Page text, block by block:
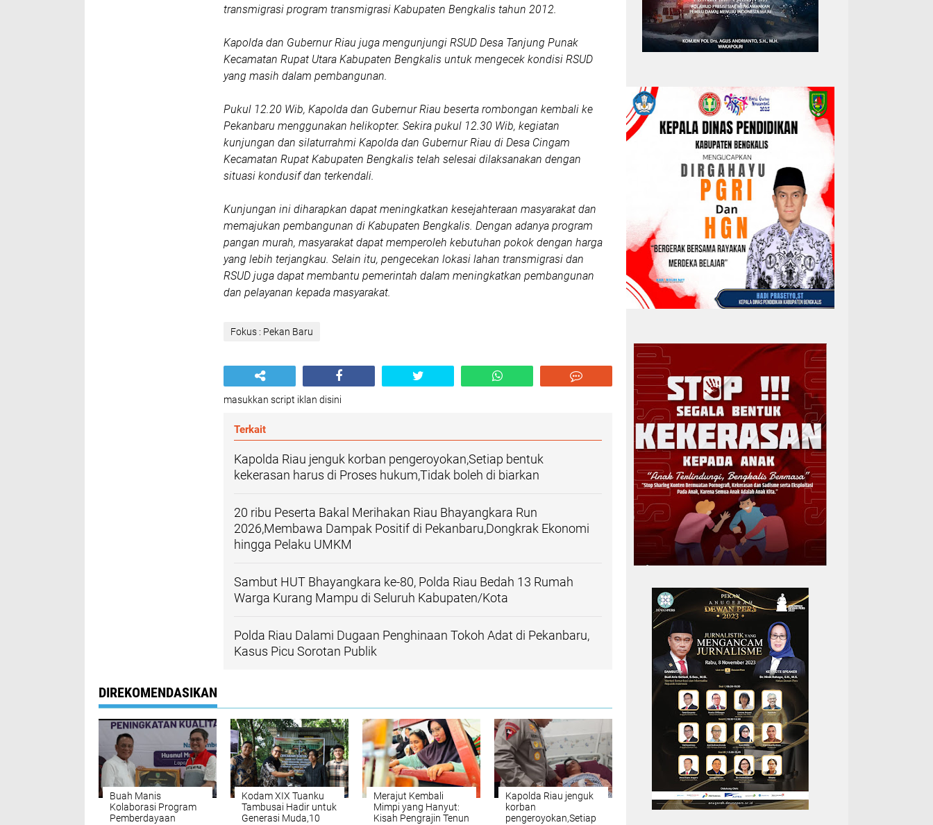
transmigrasi program transmigrasi Kabupaten Bengkalis tahun 2012.
Kapolda dan Gubernur Riau juga mengunjungi RSUD Desa Tanjung Punak
Kecamatan Rupat Utara Kabupaten Bengkalis untuk mengecek kondisi RSUD
yang masih dalam pembangunan.
Pukul 12.20 Wib, Kapolda dan Gubernur Riau beserta rombongan kembali ke
Pekanbaru menggunakan helikopter. Sekira pukul 12.30 Wib, kegiatan
kunjungan dan silaturrahmi Kapolda dan Gubernur Riau di Desa Cingam
Kecamatan Rupat Kabupaten Bengkalis telah selesai dilaksanakan dengan
situasi kondusif dan terkendali.
Kunjungan ini diharapkan dapat meningkatkan kesejahteraan masyarakat dan
memajukan pembangunan di Kabupaten Bengkalis. Dengan adanya program
pangan murah, masyarakat dapat memperoleh kebutuhan pokok dengan harga
yang lebih terjangkau. Selain itu, pengecekan lokasi lahan transmigrasi dan
RSUD juga dapat membantu pemerintah dalam meningkatkan pembangunan
dan pelayanan kepada masyarakat.
Fokus : Pekan Baru
masukkan script iklan disini
Terkait
Kapolda Riau jenguk korban pengeroyokan,Setiap bentuk
kekerasan harus di Proses hukum,Tidak boleh di biarkan
20 ribu Peserta Bakal Merihakan Riau Bhayangkara Run
2026,Membawa Dampak Positif di Pekanbaru,Dongkrak Ekonomi
hingga Pelaku UMKM
Sambut HUT Bhayangkara ke-80, Polda Riau Bedah 13 Rumah
Warga Kurang Mampu di Seluruh Kabupaten/Kota
Polda Riau Dalami Dugaan Penghinaan Tokoh Adat di Pekanbaru,
Kasus Picu Sorotan Publik
DIREKOMENDASIKAN
Buah Manis
Kolaborasi Program
Pemberdayaan
Kodam XIX Tuanku
Tambusai Hadir untuk
Generasi Muda,10
Merajut Kembali
Mimpi yang Hanyut:
Kisah Pengrajin Tenun
Kapolda Riau jenguk
korban
pengeroyokan,Setiap